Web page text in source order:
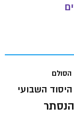
הסולם
היסוד השבועי